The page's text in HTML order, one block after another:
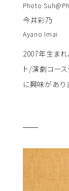
Photo
今井彩乃
Ayano Imai
2007年生まれ
ト/演劇コー
に興味があり